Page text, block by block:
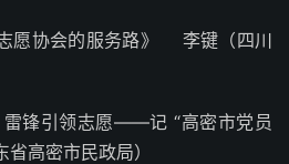
志愿协会的服务路》 李键（四川
雷锋引领志愿——记 “高密市党员
高密市民政局）